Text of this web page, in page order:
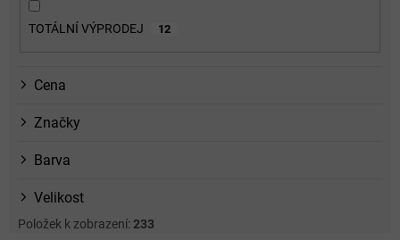
TOTÁLNÍ VÝPRODEJ 12
Cena
Značky
Barva
Velikost
Položek k zobrazení: 233